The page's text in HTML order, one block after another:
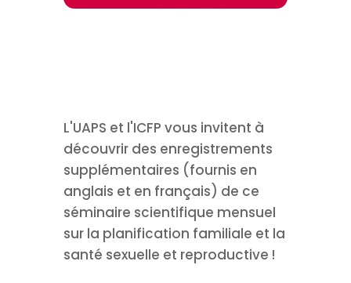
L'UAPS et l'ICFP vous invitent à
découvrir des enregistrements
supplémentaires (fournis en
anglais et en français) de ce
séminaire scientifique mensuel
sur la planification familiale et la
santé sexuelle et reproductive !